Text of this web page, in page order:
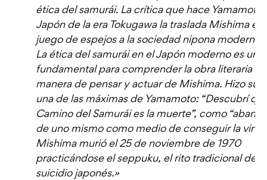
ética del samurái. La crítica que hace Yamamoto
Japón de la era Tokugawa la traslada Mishima en
juego de espejos a la sociedad nipona moderna.
La ética del samurái en el Japón moderno es un
fundamental para comprender la obra literaria y
manera de pensar y actuar de Mishima. Hizo
una de las máximas de Yamamoto: “Descubrí
Camino del Samurái es la muerte”, como
de uno mismo como medio de conseguir la
Mishima murió el 25 de noviembre de 1970
practicándose el seppuku, el rito tradicional del
suicidio japonés.»